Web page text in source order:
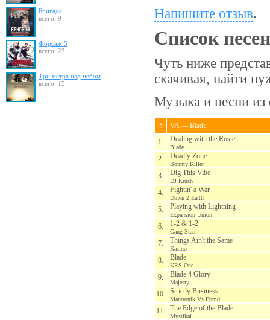
Бригада
всего: 9
Форсаж 5
всего: 23
Три метра над небом
всего: 15
Напишите отзыв.
Список песен
Чуть ниже
скачивая, найти
Музыка и песни
#
VA — Blade
1.
Dealing with the Roster
Blade
2. Deadly Zone
Bounty Killer
3. Dig This Vibe
DJ Krush
4. Fightin' a War
Down 2 Earth
5. Playing with Lightning
Expansion Union
6. 1-2 & 1-2
Gang Starr
7. Things Ain't the Same
Kasino
8. Blade
KRS-One
9. Blade 4 Glory
Majesty
10. Strictly Business
Mantronik Vs.Epmd
11. The Edge of the Blade
Mystikal